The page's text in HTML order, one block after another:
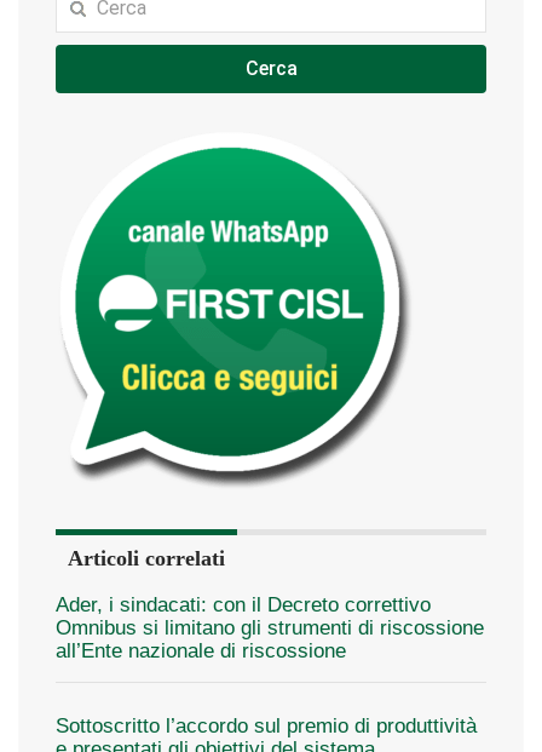
Cerca
Articoli correlati
Ader, i sindacati: con il Decreto correttivo
Omnibus si limitano gli strumenti di riscossione
all’Ente nazionale di riscossione
Sottoscritto l’accordo sul premio di produttività